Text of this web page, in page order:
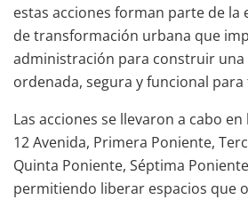
estas acciones forman parte de la
de transformación urbana que
administración para construir una
ordenada, segura y funcional
Las acciones se llevaron a cabo
12 Avenida, Primera Poniente,
Quinta Poniente, Séptima
permitiendo liberar espacios que